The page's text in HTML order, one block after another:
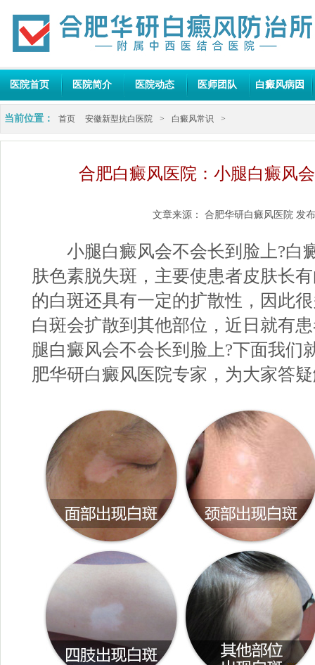
医院首页 医院简介 医院动态 医师团队 白癜风病因
当前位置： 首页 安徽新型抗白医院 > 白癜风常识 >
合肥白癜风医院：小腿白癜风
文章来源： 合肥华研白癜风医院 发
小腿白癜风会不会长到脸上?白
肤色素脱失斑，主要使患者皮肤长
的白斑还具有一定的扩散性，因此
白斑会扩散到其他部位，近日就有
腿白癜风会不会长到脸上?下面我们
肥华研白癜风医院专家，为大家答